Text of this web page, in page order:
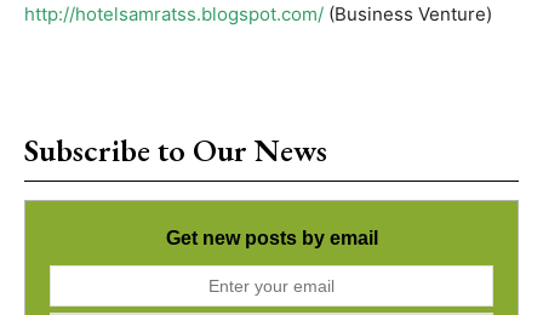
http://hotelsamratss.blogspot.com/ (Business Venture)
Subscribe to Our News
Get new posts by email